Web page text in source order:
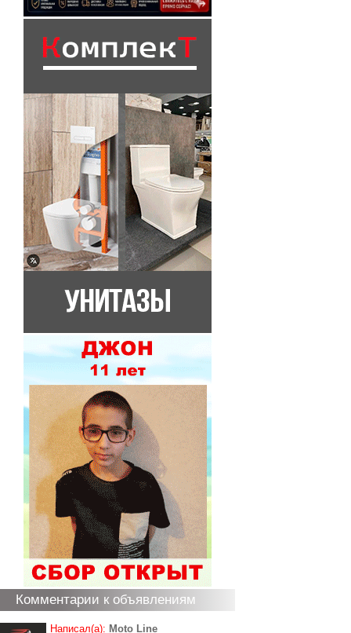
Комментарии к объявлениям
Написал(а): Moto Line